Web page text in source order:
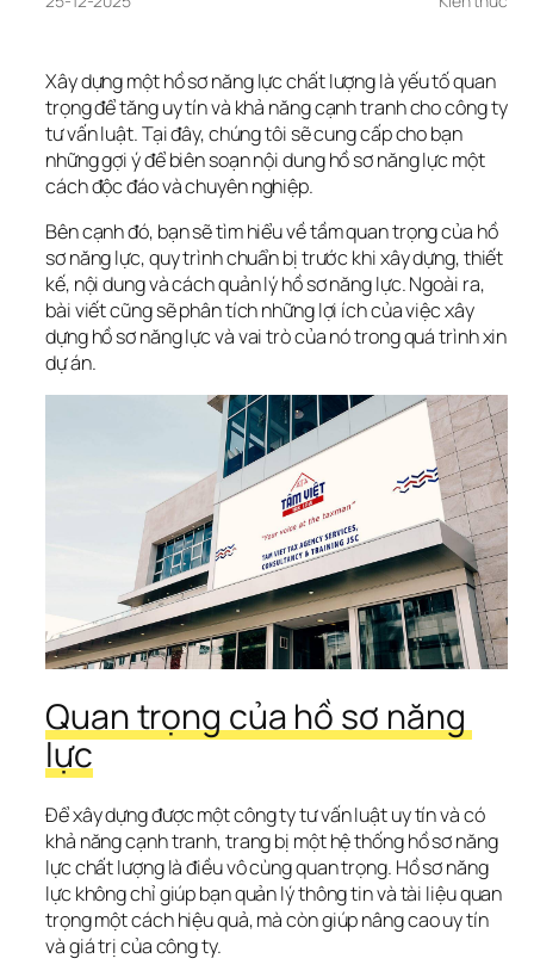
Xây dựng một hồ sơ năng lực chất lượng là yếu tố quan
trọng để tăng uy tín và khả năng cạnh tranh cho công ty
tư vấn luật. Tại đây, chúng tôi sẽ cung cấp cho bạn
những gợi ý để biên soạn nội dung hồ sơ năng lực một
cách độc đáo và chuyên nghiệp.
Bên cạnh đó, bạn sẽ tìm hiểu về tầm quan trọng của hồ
sơ năng lực, quy trình chuẩn bị trước khi xây dựng, thiết
kế, nội dung và cách quản lý hồ sơ năng lực. Ngoài ra,
bài viết cũng sẽ phân tích những lợi ích của việc xây
dựng hồ sơ năng lực và vai trò của nó trong quá trình xin
dự án.
Quan trọng của hồ sơ năng
lực
Để xây dựng được một công ty tư vấn luật uy tín và có
khả năng cạnh tranh, trang bị một hệ thống hồ sơ năng
lực chất lượng là điều vô cùng quan trọng. Hồ sơ năng
lực không chỉ giúp bạn quản lý thông tin và tài liệu quan
trọng một cách hiệu quả, mà còn giúp nâng cao uy tín
và giá trị của công ty.